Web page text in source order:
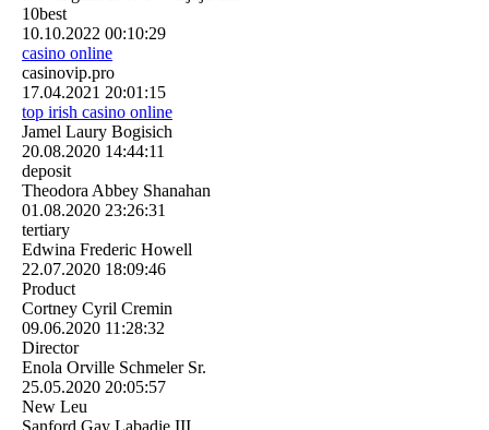
10best
10.10.2022 00:10:29
casino online
casinovip.pro
17.04.2021 20:01:15
top irish casino online
Jamel Laury Bogisich
20.08.2020 14:44:11
deposit
Theodora Abbey Shanahan
01.08.2020 23:26:31
tertiary
Edwina Frederic Howell
22.07.2020 18:09:46
Product
Cortney Cyril Cremin
09.06.2020 11:28:32
Director
Enola Orville Schmeler Sr.
25.05.2020 20:05:57
New Leu